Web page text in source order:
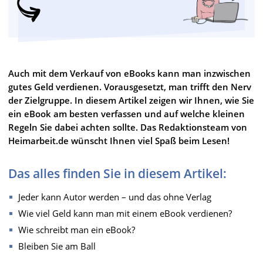
Auch mit dem Verkauf von eBooks kann man inzwischen
gutes Geld verdienen. Vorausgesetzt, man trifft den Nerv
der Zielgruppe. In diesem Artikel zeigen wir Ihnen, wie Sie
ein eBook am besten verfassen und auf welche kleinen
Regeln Sie dabei achten sollte. Das Redaktionsteam von
Heimarbeit.de wünscht Ihnen viel Spaß beim Lesen!
Das alles finden Sie in diesem Artikel:
Jeder kann Autor werden – und das ohne Verlag
Wie viel Geld kann man mit einem eBook verdienen?
Wie schreibt man ein eBook?
Bleiben Sie am Ball